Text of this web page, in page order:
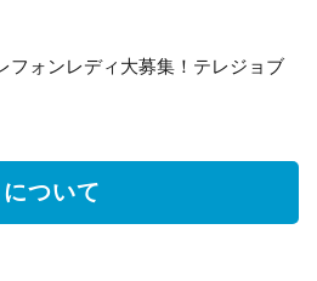
フォンレディ大募集！テレジョブ
について